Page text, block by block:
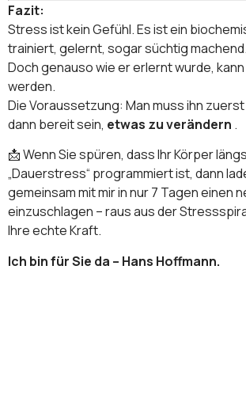
Fazit:
Stress ist kein Gefühl. Es ist ein
trainiert, gelernt, sogar süchtig machend.
Doch genauso wie er erlernt wurde,
werden.
Die Voraussetzung: Man muss ihn zuerst
dann bereit sein, etwas zu verändern .
📩 Wenn Sie spüren, dass Ihr Körper
„Dauerstress“ programmiert ist, dann
gemeinsam mit mir in nur 7 Tagen einen
einzuschlagen – raus aus der
Ihre echte Kraft.
Ich bin für Sie da – Hans Hoffmann.